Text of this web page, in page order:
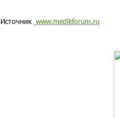
Источник www.medikforum.ru